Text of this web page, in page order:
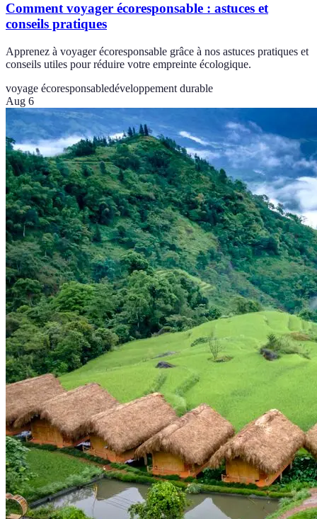
Comment voyager écoresponsable : astuces et
conseils pratiques
Apprenez à voyager écoresponsable grâce à nos astuces pratiques et
conseils utiles pour réduire votre empreinte écologique.
voyage écoresponsabledéveloppement durable
Aug 6